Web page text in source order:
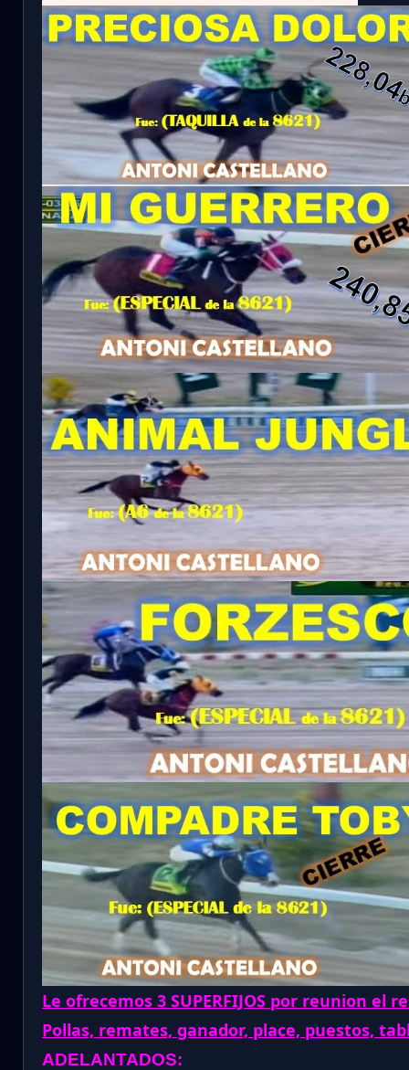
Le ofrecemos 3 SUPERFIJOS por reunion el
Pollas, remates, ganador, place, puestos,
ADELANTADOS: